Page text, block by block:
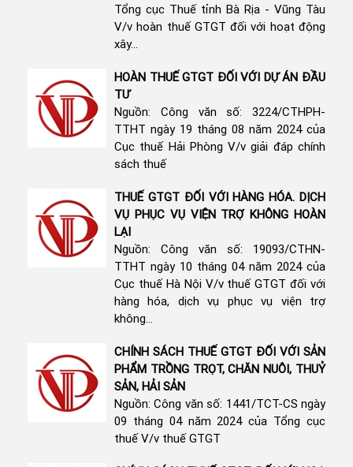
Tổng cục Thuế tỉnh Bà Rịa - Vũng Tàu
V/v hoàn thuế GTGT đối với hoạt động
xây...
HOÀN THUẾ GTGT ĐỐI VỚI DỰ ÁN ĐẦU
TƯ
Nguồn: Công văn số: 3224/CTHPH-
TTHT ngày 19 tháng 08 năm 2024 của
Cục thuế Hải Phòng V/v giải đáp chính
sách thuế
THUẾ GTGT ĐỐI VỚI HÀNG HÓA. DỊCH
VỤ PHỤC VỤ VIỆN TRỢ KHÔNG HOÀN
LẠI
Nguồn: Công văn số: 19093/CTHN-
TTHT ngày 10 tháng 04 năm 2024 của
Cục thuế Hà Nội V/v thuế GTGT đối với
hàng hóa, dịch vụ phục vụ viện trợ
không...
CHÍNH SÁCH THUẾ GTGT ĐỐI VỚI SẢN
PHẨM TRỒNG TRỌT, CHĂN NUÔI, THUỶ
SẢN, HẢI SẢN
Nguồn: Công văn số: 1441/TCT-CS ngày
09 tháng 04 năm 2024 của Tổng cục
thuế V/v thuế GTGT